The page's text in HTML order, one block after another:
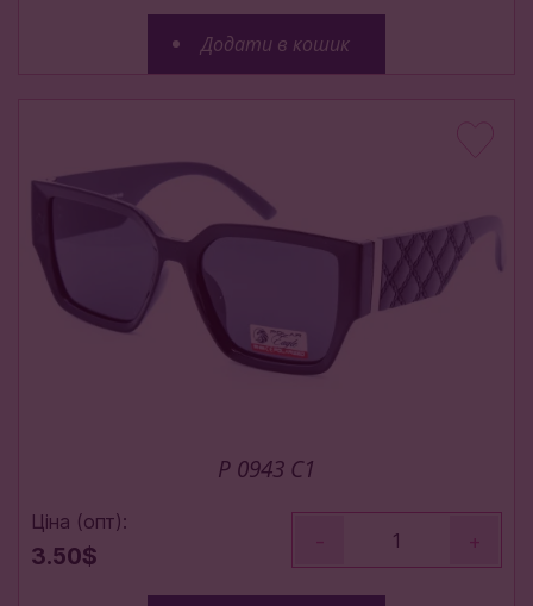
Додати в кошик
P 0943 С1
Ціна (опт):
3.50$
- +